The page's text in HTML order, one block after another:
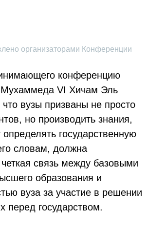
организаторами Конференции
конференцию
Мухаммеда VI Хичам Эль
вузы призваны не просто
но производить знания,
определять государственную
словам, должна
связь между базовыми
образования и
вуза за участие в решении
перед государством.